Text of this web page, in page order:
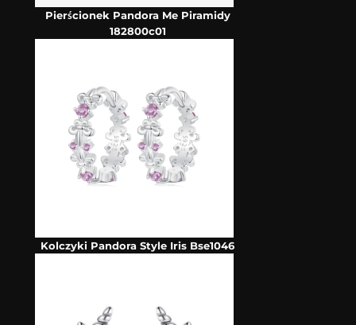
Pierścionek Pandora Me Piramidy
182800c01
Kolczyki Pandora Style Iris Bse1046